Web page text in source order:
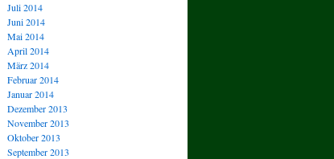
Juli 2014
Juni 2014
Mai 2014
April 2014
März 2014
Februar 2014
Januar 2014
Dezember 2013
November 2013
Oktober 2013
September 2013